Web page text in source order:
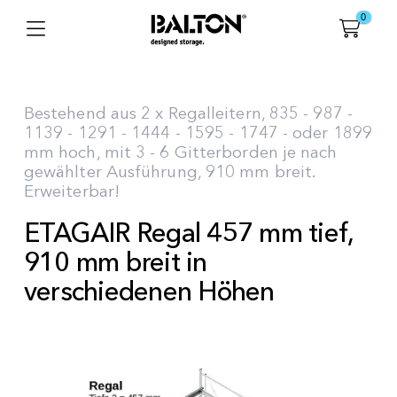
0
Bestehend aus 2 x Regalleitern, 835 - 987 -
1139 - 1291 - 1444 - 1595 - 1747 - oder 1899
mm hoch, mit 3 - 6 Gitterborden je nach
gewählter Ausführung, 910 mm breit.
Erweiterbar!
ETAGAIR Regal 457 mm tief,
910 mm breit in
verschiedenen Höhen